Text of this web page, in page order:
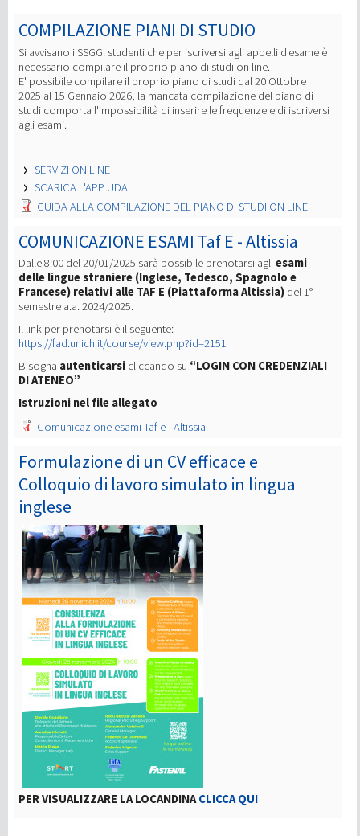
COMPILAZIONE PIANI DI STUDIO
Si avvisano i SSGG. studenti che per iscriversi agli appelli d'esame è
necessario compilare il proprio piano di studi on line.
E' possibile compilare il proprio piano di studi dal 20 Ottobre
2025 al 15 Gennaio 2026, la mancata compilazione del piano di
studi comporta l'impossibilità di inserire le frequenze e di iscriversi
agli esami.
SERVIZI ON LINE
SCARICA L'APP UDA
GUIDA ALLA COMPILAZIONE DEL PIANO DI STUDI ON LINE
COMUNICAZIONE ESAMI Taf E - Altissia
Dalle 8:00 del 20/01/2025 sarà possibile prenotarsi agliesami
delle lingue straniere (Inglese, Tedesco, Spagnolo e
Francese) relativi alle TAF E (Piattaforma Altissia) del 1°
semestre a.a. 2024/2025.
Il link per prenotarsi è il seguente:
https://fad.unich.it/course/view.php?id=2151
Bisogna autenticarsi cliccando su “LOGIN CON CREDENZIALI
DI ATENEO”
Istruzioni nel file allegato
Comunicazione esami Taf e - Altissia
Formulazione di un CV efficace e
Colloquio di lavoro simulato in lingua
inglese
PER VISUALIZZARE LA LOCANDINACLICCA QUI